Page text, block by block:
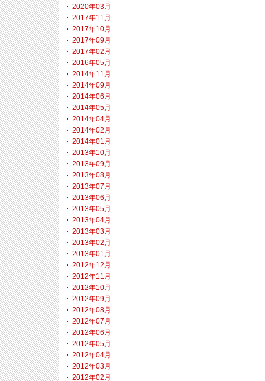
2020年03月
2017年11月
2017年10月
2017年09月
2017年02月
2016年05月
2014年11月
2014年09月
2014年06月
2014年05月
2014年04月
2014年02月
2014年01月
2013年10月
2013年09月
2013年08月
2013年07月
2013年06月
2013年05月
2013年04月
2013年03月
2013年02月
2013年01月
2012年12月
2012年11月
2012年10月
2012年09月
2012年08月
2012年07月
2012年06月
2012年05月
2012年04月
2012年03月
2012年02月